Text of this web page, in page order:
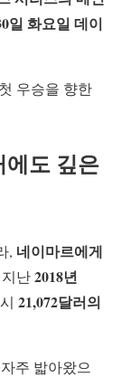
일 화요일 데이
우승을 향한
도 깊은
, 네이마르에게
난2018년
21,072달러의
주 밟아왔으